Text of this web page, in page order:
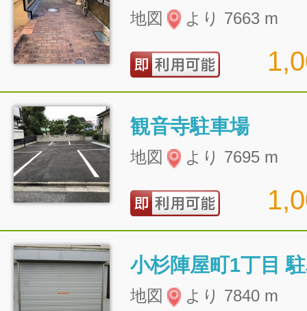
地図 より 7663 m
観音寺駐車場
地図 より 7695 m
小杉陣屋町1丁目
地図 より 7840 m